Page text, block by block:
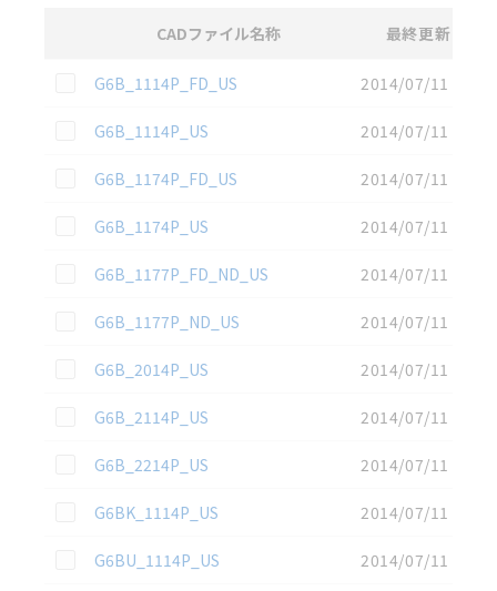
CADファイル名称 最終更新
この資料を選択
G6B_1114P_FD_US
2014/07/11
この資料を選択
G6B_1114P_US
2014/07/11
この資料を選択
G6B_1174P_FD_US
2014/07/11
この資料を選択
G6B_1174P_US
2014/07/11
この資料を選択
G6B_1177P_FD_ND_US
2014/07/11
この資料を選択
G6B_1177P_ND_US
2014/07/11
この資料を選択
G6B_2014P_US
2014/07/11
この資料を選択
G6B_2114P_US
2014/07/11
この資料を選択
G6B_2214P_US
2014/07/11
この資料を選択
G6BK_1114P_US
2014/07/11
この資料を選択
G6BU_1114P_US
2014/07/11